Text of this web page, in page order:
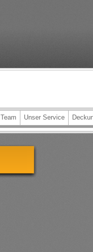
Team Unser Service